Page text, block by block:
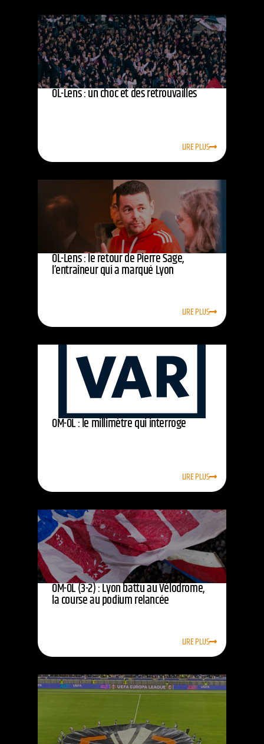
OL-Lens : un choc et des retrouvailles
LIRE PLUS
OL-Lens : le retour de Pierre Sage,
l’entraîneur qui a marqué Lyon
LIRE PLUS
OM-OL : le millimètre qui interroge
LIRE PLUS
OM-OL (3-2) : Lyon battu au Vélodrome,
la course au podium relancée
LIRE PLUS